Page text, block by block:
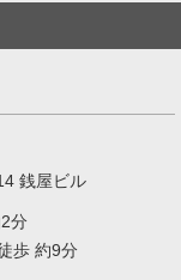
銭屋ビル
分
歩 約9分